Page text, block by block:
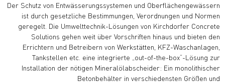
Der Schutz von Entwässerungssystemen und Oberflächengewässern
ist durch gesetzliche Bestimmungen, Verordnungen und Normen
geregelt. Die Umwelttechnik-Lösungen von Kirchdorfer Concrete
Solutions gehen weit über Vorschriften hinaus und bieten den
Errichtern und Betreibern von Werkstätten, KFZ-Waschanlagen,
Tankstellen etc. eine integrierte „out-of-the-box“-Lösung zur
Installation der nötigen Mineralölabscheider: Ein monolithischer
Betonbehälter in verschiedensten Größen und